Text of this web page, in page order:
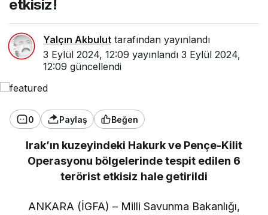
etkisiz!
Yalçın Akbulut tarafından yayınlandı
3 Eylül 2024, 12:09 yayınlandı 3 Eylül 2024,
12:09 güncellendi
0 Paylaş Beğen
Irak’ın kuzeyindeki Hakurk ve Pençe-Kilit
Operasyonu bölgelerinde tespit edilen 6
terörist etkisiz hale getirildi
ANKARA (İGFA) – Milli Savunma Bakanlığı,